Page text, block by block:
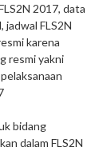
2017, data
jadwal FLS2N
karena
resmi yakni
bidang
dalam FLS2N